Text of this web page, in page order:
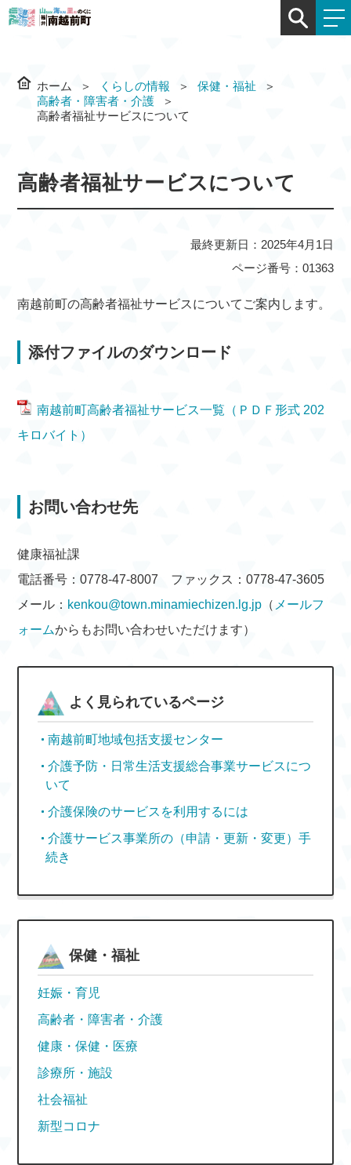
ホーム くらしの情報
保健・福祉
高齢者・障害者・介護
高齢者福祉サービスについて
高齢者福祉サービスについて
最終更新日：2025年4月1日
ページ番号：01363
南越前町の高齢者福祉サービスについてご案内します。
添付ファイルのダウンロード
南越前町高齢者福祉サービス一覧（ＰＤＦ形式 202
キロバイト）
お問い合わせ先
健康福祉課
電話番号：0778-47-8007 ファックス：0778-47-3605
メール： kenkou@town.minamiechizen.lg.jp （ メールフ
ォームからもお問い合わせいただけます）
よく見られているページ
南越前町地域包括支援センター
介護予防・日常生活支援総合事業サービスにつ
いて
介護保険のサービスを利用するには
介護サービス事業所の（申請・更新・変更）手
続き
保健・福祉
妊娠・育児
高齢者・障害者・介護
健康・保健・医療
診療所・施設
社会福祉
新型コロナ